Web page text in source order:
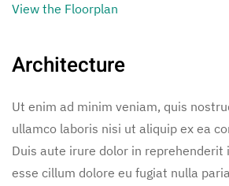
View the Floorplan
Architecture
Ut enim ad minim veniam, quis
ullamco laboris nisi ut aliquip ex ea
Duis aute irure dolor in
esse cillum dolore eu fugiat nulla